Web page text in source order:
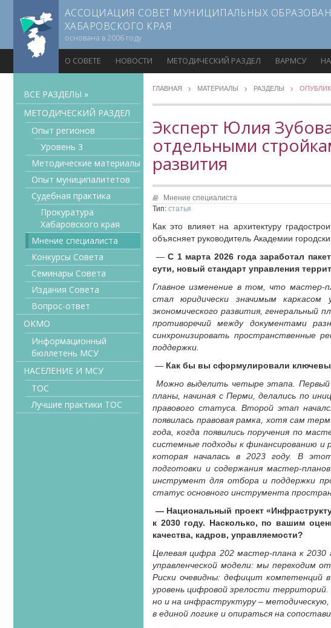
АССОЦИАЦИЯ СОВЕТ МУНИЦИПАЛЬНЫХ
ХАБАРОВСКОГО КРАЯ
основана в 2006 году
О СОВЕТЕ НОВОСТИ МЕТОДИЧЕСКИЙ РАЗДЕЛ ВАРМСУ
ВСЕ РАЗДЕЛЫ »
МЕТОДИЧЕСКИЙ РАЗДЕЛ
Опыт регионов
Уровень 3
Методические материалы
Опыт муниципалитетов
Судебная практика
Прокуратура
Хабаровского края
Мнение специалиста
Конкурсы Совета
Семинары Совета
Издания Совета
Вопрос-ответ
ОКМО
Информационный
бюллетень МСУ
НАСЕЛЕНИЕ И МСУ
ТОС
Лучшие практики ТОС
ГЛАВНАЯ МАТЕРИАЛЫ РАЗДЕЛЫ
Эксперт Юлия
отдельными
развития
Мнение специалиста
Тип: статья
Как это влияет на архитектуру
объясняет руководитель Академии
—С 1 марта 2026 года заработал
сути, новый стандарт управления
Главное изменение в том, что мастер-
стал юридически значимым каркасом
экономического развития, генеральный
противоречий между документами
синхронизировать пространственные
поддержки.
— Как бы вы сформулировали
Можно выделить четыре этапа.
планы, начиная с Перми, делались по
правового статуса. Второй этап
появилась правовая рамка, хотя сам
года, когда появились поручения по
системные подходы к финансированию и
которая началась в 2023 году. В
подготовки и содержания мастер-
инструмент для отбора и поддержки
статус основного инструмента
— Национальный проект
к 2030 году. Насколько, по вашим
качества, кадров, управляемости?
Целевая цифра 202 мастер-плана к
управленческой модели: мы переходим
Риски очевидны: дефицит компетенций
уровень цифровой зрелости
но и на инфраструктуру –
в единой логике и опираться на